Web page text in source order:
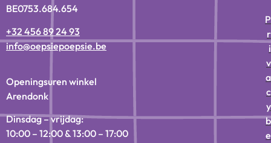
BE0753.684.654
+32 456 89 24 93
info@oepsiepoepsie.be
Openingsuren winkel
Arendonk
Dinsdag – vrijdag:
10:00 – 12:00 & 13:00 – 17:00
P
r
i
v
a
c
y
b
e